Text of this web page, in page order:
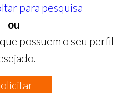
para pesquisa
ou
possuem o seu perfil